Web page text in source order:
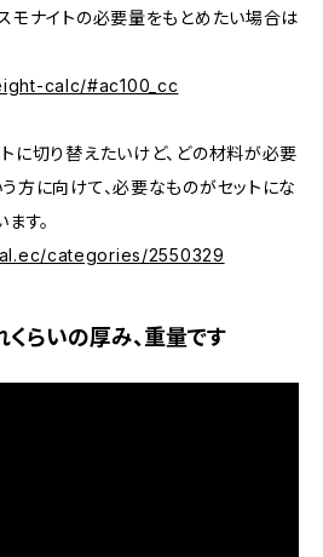
モナイトの必要量をもとめたい場合は
calc/#ac100_cc
に切り替えたいけど、どの材料が必要
方に向けて、必要なものがセットにな
す。
categories/2550329
らいの厚み、重量です